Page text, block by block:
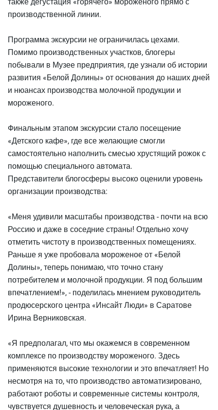
производственной линии.
Программа экскурсии не ограничилась цехами.
Помимо производственных участков, блогеры
побывали в Музее предприятия, где узнали об истории
развития «Белой Долины» от основания до наших дней
и нюансах производства молочной продукции и
мороженого.
Финальным этапом экскурсии стало посещение
«Детского кафе», где все желающие смогли
самостоятельно наполнить смесью хрустящий рожок с
помощью специального автомата.
Представители блогосферы высоко оценили уровень
организации производства:
«Меня удивили масштабы производства - почти на всю
Россию и даже в соседние страны! Отдельно хочу
отметить чистоту в производственных помещениях.
Раньше я уже пробовала мороженое от «Белой
Долины», теперь понимаю, что точно стану
потребителем и молочной продукции. Я под большим
впечатлением!», - поделилась мнением руководитель
продюсерского центра «Инсайт Люди» в Саратове
Ирина Верниковская.
«Я предполагал, что мы окажемся в современном
комплексе по производству мороженого. Здесь
применяются высокие технологии и это впечатляет! Но
несмотря на то, что производство автоматизировано,
работают роботы и современные системы контроля,
чувствуется душевность и человеческая рука, а